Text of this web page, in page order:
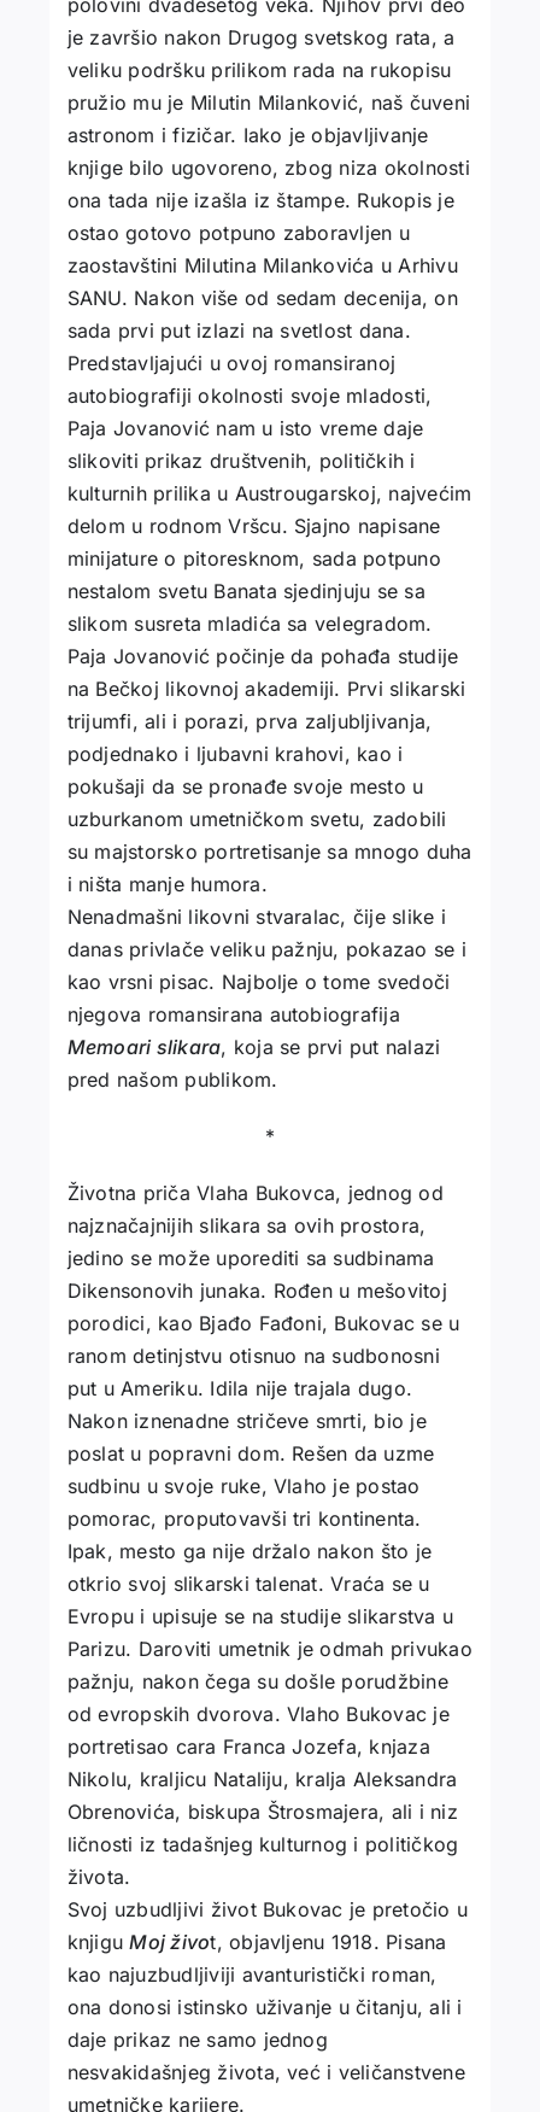
polovini dvadesetog veka. Njihov prvi deo
je završio nakon Drugog svetskog rata, a
veliku podršku prilikom rada na rukopisu
pružio mu je Milutin Milanković, naš čuveni
astronom i fizičar. Iako je objavljivanje
knjige bilo ugovoreno, zbog niza okolnosti
ona tada nije izašla iz štampe. Rukopis je
ostao gotovo potpuno zaboravljen u
zaostavštini Milutina Milankovića u Arhivu
SANU. Nakon više od sedam decenija, on
sada prvi put izlazi na svetlost dana.
Predstavljajući u ovoj romansiranoj
autobiografiji okolnosti svoje mladosti,
Paja Jovanović nam u isto vreme daje
slikoviti prikaz društvenih, političkih i
kulturnih prilika u Austrougarskoj, najvećim
delom u rodnom Vršcu. Sjajno napisane
minijature o pitoresknom, sada potpuno
nestalom svetu Banata sjedinjuju se sa
slikom susreta mladića sa velegradom.
Paja Jovanović počinje da pohađa studije
na Bečkoj likovnoj akademiji. Prvi slikarski
trijumfi, ali i porazi, prva zaljubljivanja,
podjednako i ljubavni krahovi, kao i
pokušaji da se pronađe svoje mesto u
uzburkanom umetničkom svetu, zadobili
su majstorsko portretisanje sa mnogo duha
i ništa manje humora.
Nenadmašni likovni stvaralac, čije slike i
danas privlače veliku pažnju, pokazao se i
kao vrsni pisac. Najbolje o tome svedoči
njegova romansirana autobiografija
Memoari slikara, koja se prvi put nalazi
pred našom publikom.
*
Životna priča Vlaha Bukovca, jednog od
najznačajnijih slikara sa ovih prostora,
jedino se može uporediti sa sudbinama
Dikensonovih junaka. Rođen u mešovitoj
porodici, kao Bjađo Fađoni, Bukovac se u
ranom detinjstvu otisnuo na sudbonosni
put u Ameriku. Idila nije trajala dugo.
Nakon iznenadne stričeve smrti, bio je
poslat u popravni dom. Rešen da uzme
sudbinu u svoje ruke, Vlaho je postao
pomorac, proputovavši tri kontinenta.
Ipak, mesto ga nije držalo nakon što je
otkrio svoj slikarski talenat. Vraća se u
Evropu i upisuje se na studije slikarstva u
Parizu. Daroviti umetnik je odmah privukao
pažnju, nakon čega su došle porudžbine
od evropskih dvorova. Vlaho Bukovac je
portretisao cara Franca Jozefa, knjaza
Nikolu, kraljicu Nataliju, kralja Aleksandra
Obrenovića, biskupa Štrosmajera, ali i niz
ličnosti iz tadašnjeg kulturnog i političkog
života.
Svoj uzbudljivi život Bukovac je pretočio u
knjiguMoj život, objavljenu 1918. Pisana
kao najuzbudljiviji avanturistički roman,
ona donosi istinsko uživanje u čitanju, ali i
daje prikaz ne samo jednog
nesvakidašnjeg života, već i veličanstvene
umetničke karijere.